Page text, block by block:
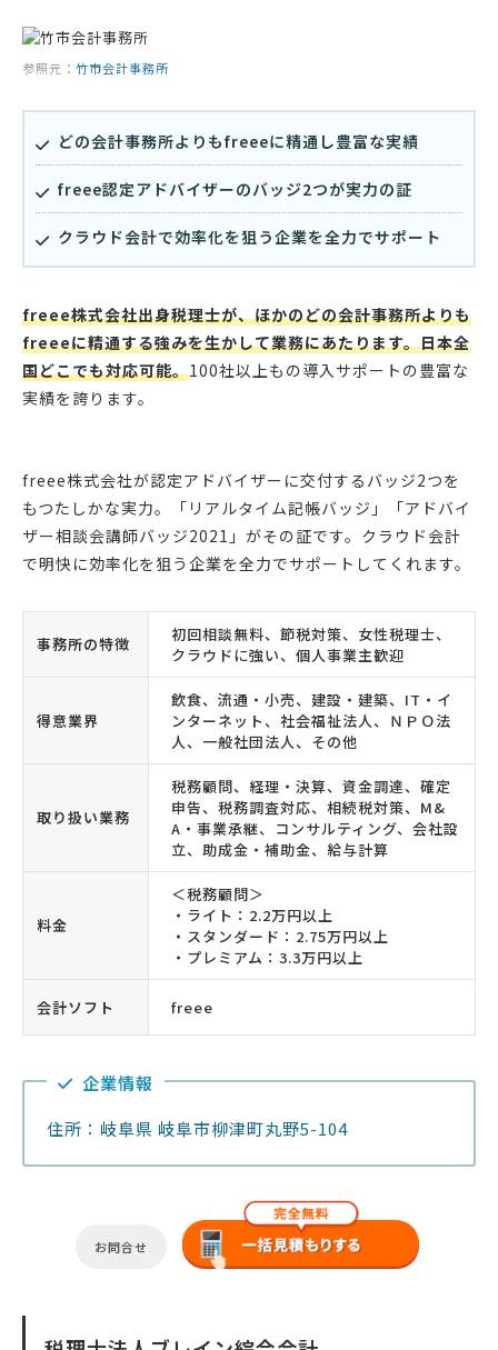
参照元： 竹市会計事務所
どの会計事務所よりもfreeeに精通し豊富な実績
freee認定アドバイザーのバッジ2つが実力の証
クラウド会計で効率化を狙う企業を全力でサポート
freee株式会社出身税理士が、ほかのどの会計事務所よりも
freeeに精通する強みを生かして業務にあたります。日本全
国どこでも対応可能。100社以上もの導入サポートの豊富な
実績を誇ります。
freee株式会社が認定アドバイザーに交付するバッジ2つを
もつたしかな実力。「リアルタイム記帳バッジ」「アドバイ
ザー相談会講師バッジ2021」がその証です。クラウド会計
で明快に効率化を狙う企業を全力でサポートしてくれます。
事務所の特徴
初回相談無料、節税対策、女性税理士、
クラウドに強い、個人事業主歓迎
得意業界
飲食、流通・小売、建設・建築、IT・イ
ンターネット、社会福祉法人、ＮＰＯ法
人、一般社団法人、その他
取り扱い業務
税務顧問、経理・決算、資金調達、確定
申告、税務調査対応、相続税対策、M&
A・事業承継、コンサルティング、会社設
立、助成金・補助金、給与計算
料金
＜税務顧問＞
・ライト：2.2万円以上
・スタンダード：2.75万円以上
・プレミアム：3.3万円以上
会計ソフト freee
企業情報
住所：岐阜県 岐阜市柳津町丸野5-104
お問合せ